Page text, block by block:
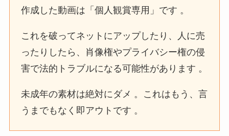
作成した動画は「個人観賞専用」です 。
これを破ってネットにアップしたり、人に売
ったりしたら、肖像権やプライバシー権の侵
害で法的トラブルになる可能性があります 。
未成年の素材は絶対にダメ 。これはもう、言
うまでもなく即アウトです 。